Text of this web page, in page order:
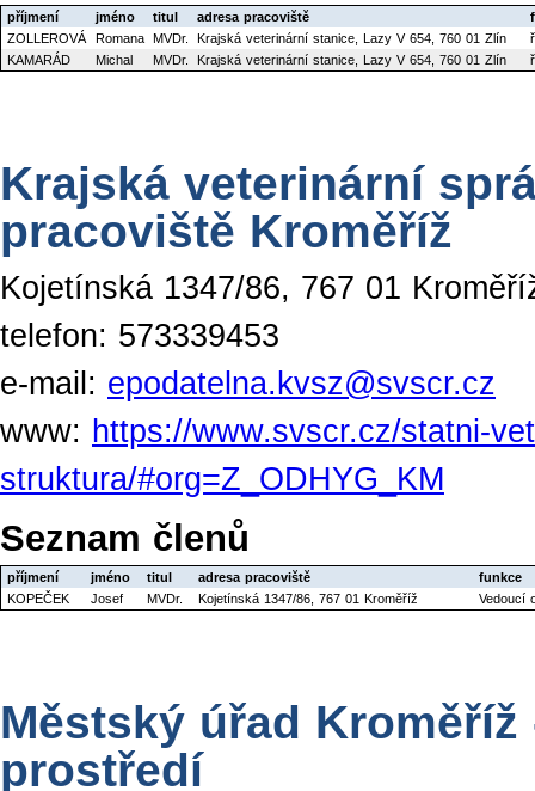
příjmení jméno titul adresa pracoviště
ZOLLEROVÁ
Romana MVDr. Krajská veterinární stanice, Lazy V 654, 760 01 Zlín
KAMARÁD
Michal MVDr. Krajská veterinární stanice, Lazy V 654, 760 01 Zlín
Krajská veterinární
pracoviště Kroměříž
Kojetínská 1347/86, 767 01
telefon: 573339453
e-mail: epodatelna.kvsz@svscr.cz
www: https://www.svscr.cz/statni-
struktura/#org=Z_ODHYG_KM
Seznam členů
příjmení jméno titul adresa pracoviště
funkce
KOPEČEK
Josef MVDr. Kojetínská 1347/86, 767 01 Kroměříž Vedoucí
Městský úřad
prostředí